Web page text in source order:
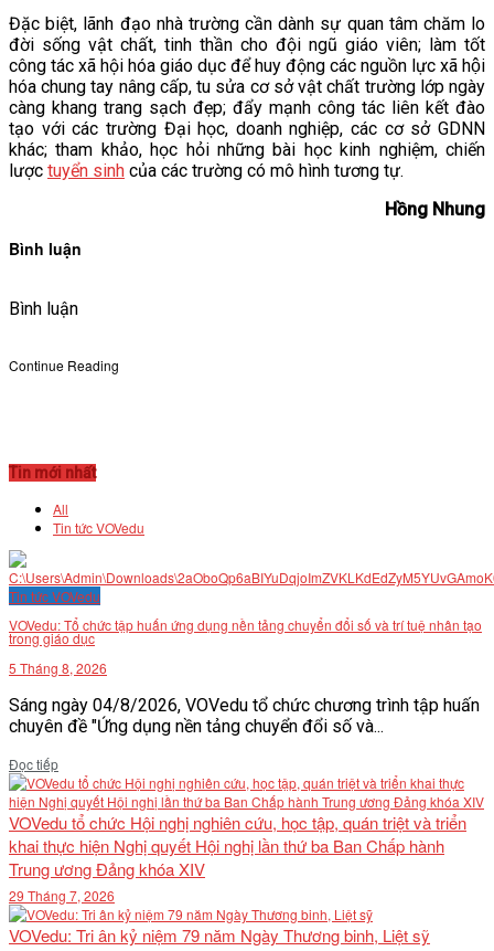
Đặc biệt, lãnh đạo nhà trường cần dành sự quan tâm chăm lo
đời sống vật chất, tinh thần cho đội ngũ giáo viên; làm tốt
công tác xã hội hóa giáo dục để huy động các nguồn lực xã hội
hóa chung tay nâng cấp, tu sửa cơ sở vật chất trường lớp ngày
càng khang trang sạch đẹp; đẩy mạnh công tác liên kết đào
tạo với các trường Đại học, doanh nghiệp, các cơ sở GDNN
khác; tham khảo, học hỏi những bài học kinh nghiệm, chiến
lược tuyển sinh của các trường có mô hình tương tự.
Hồng Nhung
Bình luận
Bình luận
Continue Reading
Tin mới nhất
All
Tin tức VOVedu
Tin tức VOVedu
VOVedu: Tổ chức tập huấn ứng dụng nền tảng chuyển đổi số và trí tuệ nhân tạo
trong giáo dục
5 Tháng 8, 2026
Sáng ngày 04/8/2026, VOVedu tổ chức chương trình tập huấn
chuyên đề "Ứng dụng nền tảng chuyển đổi số và...
Đọc tiếpDetails
VOVedu tổ chức Hội nghị nghiên cứu, học tập, quán triệt và triển
khai thực hiện Nghị quyết Hội nghị lần thứ ba Ban Chấp hành
Trung ương Đảng khóa XIV
29 Tháng 7, 2026
VOVedu: Tri ân kỷ niệm 79 năm Ngày Thương binh, Liệt sỹ